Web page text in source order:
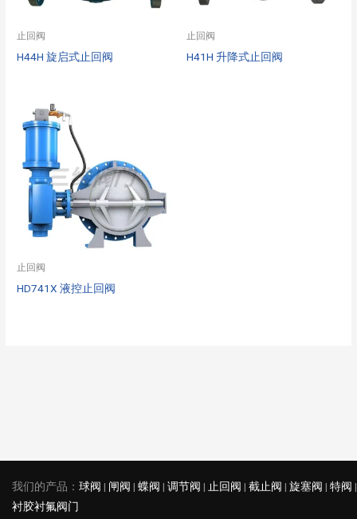
止回阀
H44H 旋启式止回阀
止回阀
H41H 升降式止回阀
止回阀
HD741X 液控止回阀
我们的产品： 球阀 | 闸阀 | 蝶阀 | 调节阀 | 止回阀 | 截止阀 | 旋塞阀 | 特阀 |
衬胶衬氟阀门